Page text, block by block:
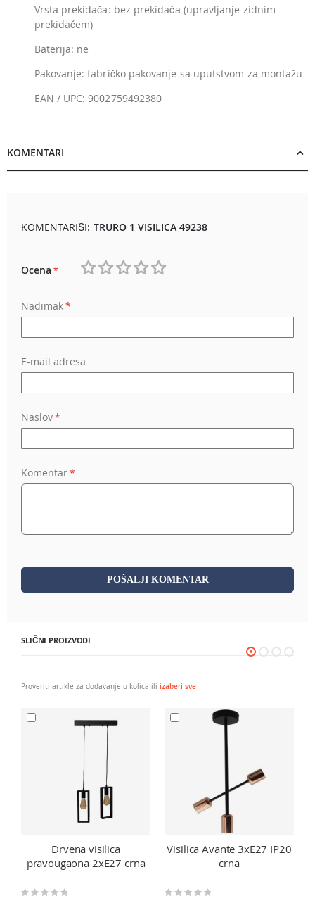
Vrsta prekidača: bez prekidača (upravljanje zidnim
prekidačem)
Baterija: ne
Pakovanje: fabričko pakovanje sa uputstvom za montažu
EAN / UPC: 9002759492380
KOMENTARI
KOMENTARIŠI: TRURO 1 VISILICA 49238
Ocena
Nadimak
E-mail adresa
Naslov
Komentar
POŠALJI KOMENTAR
SLIČNI PROIZVODI
Proveriti artikle za dodavanje u kolica ili izaberi sve
Drvena visilica
pravougaona 2xE27 crna
Rating:
Visilica Avante 3xE27 IP20
crna
Rating: